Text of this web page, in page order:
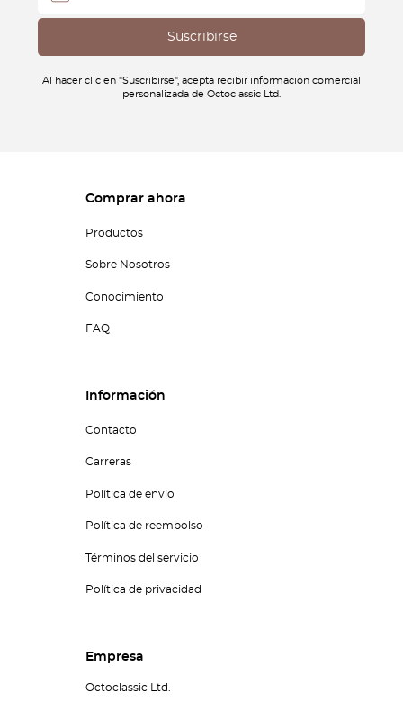
Al hacer clic en "Suscribirse", acepta recibir información comercial
personalizada de Octoclassic Ltd.
Comprar ahora
Productos
Sobre Nosotros
Conocimiento
FAQ
Información
Contacto
Carreras
Política de envío
Política de reembolso
Términos del servicio
Política de privacidad
Empresa
Octoclassic Ltd.